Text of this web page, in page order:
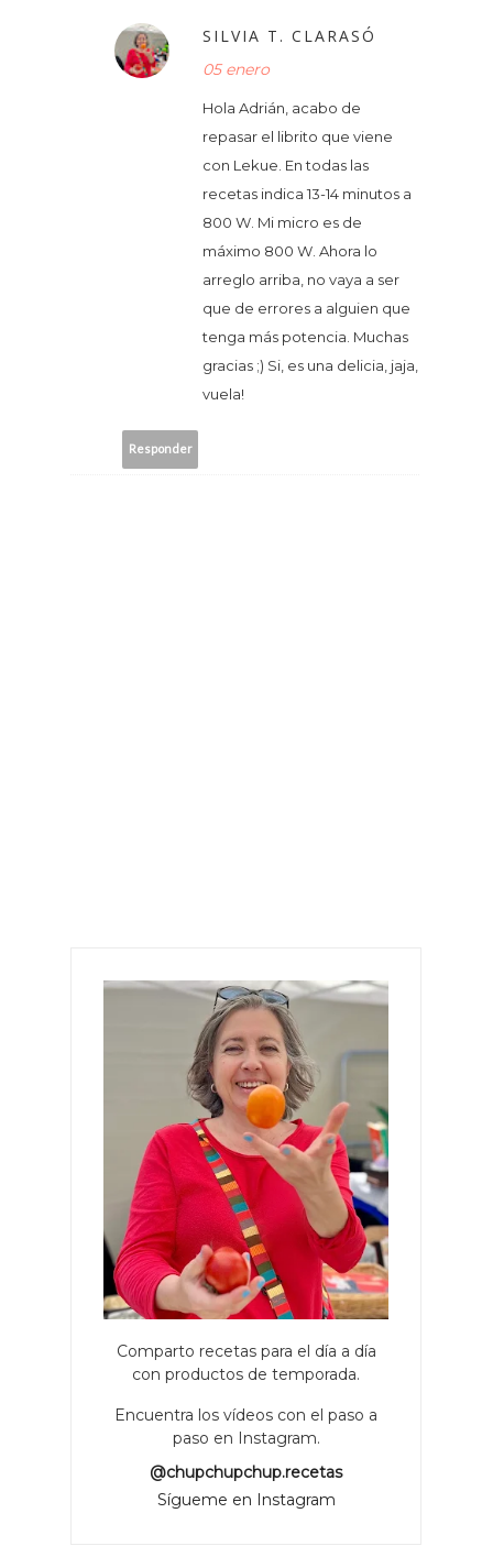
SILVIA T. CLARASÓ
05 enero
Hola Adrián, acabo de
repasar el librito que viene
con Lekue. En todas las
recetas indica 13-14 minutos a
800 W. Mi micro es de
máximo 800 W. Ahora lo
arreglo arriba, no vaya a ser
que de errores a alguien que
tenga más potencia. Muchas
gracias ;) Si, es una delicia, jaja,
vuela!
Responder
Comparto recetas para el día a día
con productos de temporada.
Encuentra los vídeos con el paso a
paso en Instagram.
@chupchupchup.recetas
Sígueme en Instagram